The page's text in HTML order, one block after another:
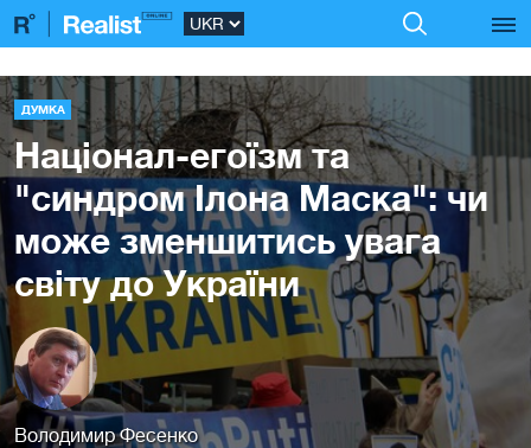
ДУМКА
Націонал-егоїзм та
"синдром Ілона Маска": чи
може зменшитись увага
світу до України
Володимир Фесенко